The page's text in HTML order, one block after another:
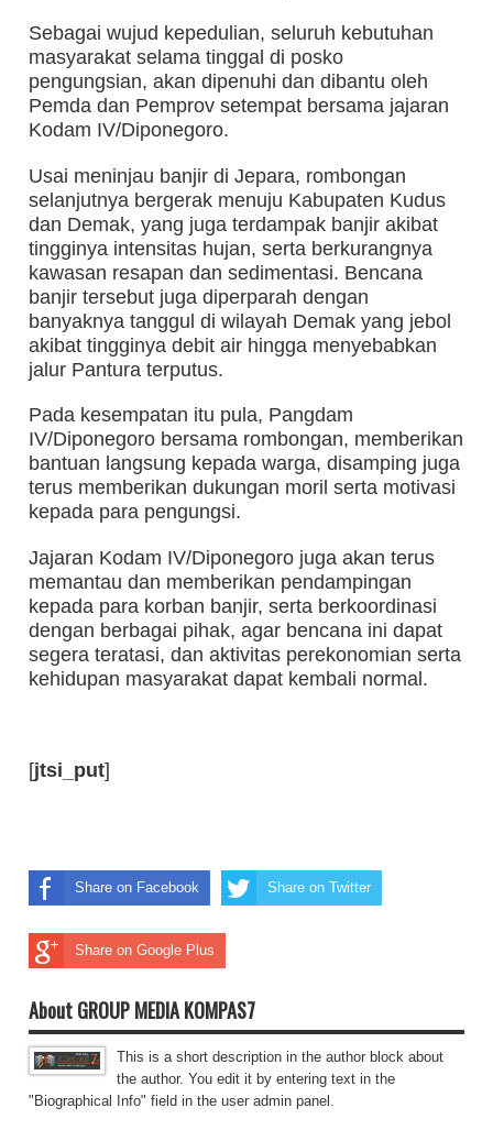
Sebagai wujud kepedulian, seluruh kebutuhan
masyarakat selama tinggal di posko
pengungsian, akan dipenuhi dan dibantu oleh
Pemda dan Pemprov setempat bersama jajaran
Kodam IV/Diponegoro.
Usai meninjau banjir di Jepara, rombongan
selanjutnya bergerak menuju Kabupaten Kudus
dan Demak, yang juga terdampak banjir akibat
tingginya intensitas hujan, serta berkurangnya
kawasan resapan dan sedimentasi. Bencana
banjir tersebut juga diperparah dengan
banyaknya tanggul di wilayah Demak yang jebol
akibat tingginya debit air hingga menyebabkan
jalur Pantura terputus.
Pada kesempatan itu pula, Pangdam
IV/Diponegoro bersama rombongan, memberikan
bantuan langsung kepada warga, disamping juga
terus memberikan dukungan moril serta motivasi
kepada para pengungsi.
Jajaran Kodam IV/Diponegoro juga akan terus
memantau dan memberikan pendampingan
kepada para korban banjir, serta berkoordinasi
dengan berbagai pihak, agar bencana ini dapat
segera teratasi, dan aktivitas perekonomian serta
kehidupan masyarakat dapat kembali normal.
[jtsi_put]
Share on Facebook Share on Twitter
Share on Google Plus
About GROUP MEDIA KOMPAS7
This is a short description in the author block about
the author. You edit it by entering text in the
"Biographical Info" field in the user admin panel.